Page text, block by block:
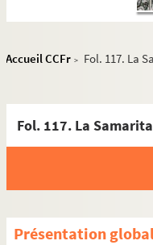
Accueil CCFr > Fol. 117. La
Fol. 117. La
Présentation